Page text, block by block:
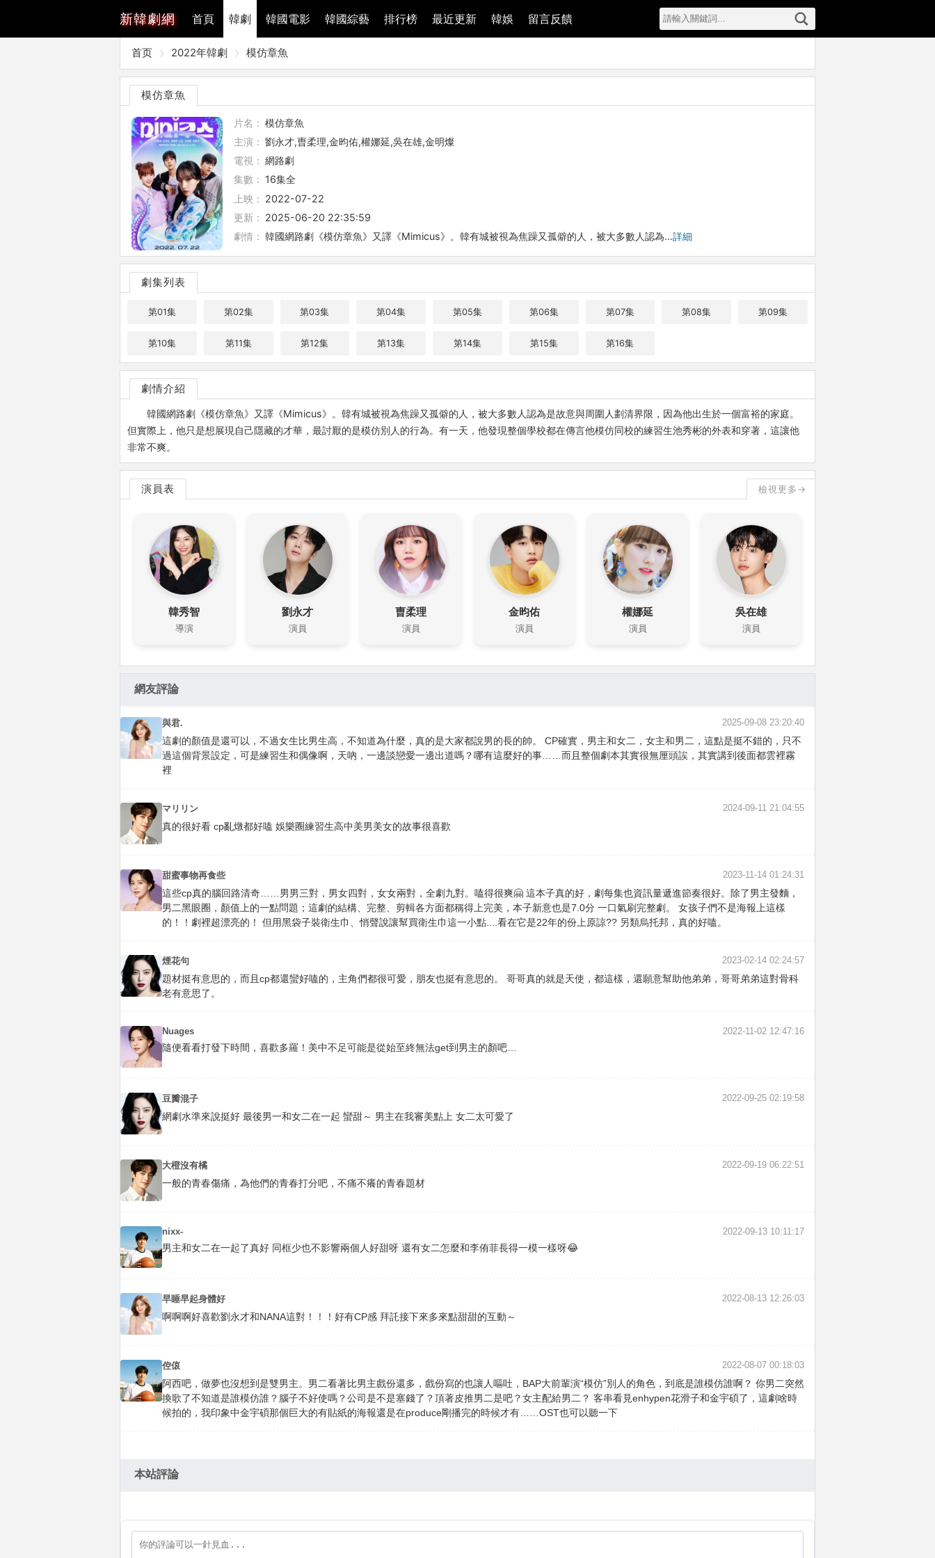
新韓劇網 首頁 韓劇 韓國電影 韓國綜藝 排行榜 最近更新 韓娛 留言反饋
首页 2022年韓劇 模仿章魚
模仿章魚
片名： 模仿章魚
主演： 劉永才,曺柔理,金昀佑,權娜延,吳在雄,金明燦
電視： 網路劇
集數： 16集全
上映： 2022-07-22
更新： 2025-06-20 22:35:59
劇情： 韓國網路劇《模仿章魚》又譯《Mimicus》。韓有城被視為焦躁又孤僻的人，被大多數人認為…詳細
劇集列表
第01集 第02集 第03集 第04集 第05集 第06集 第07集 第08集 第09集
第10集 第11集 第12集 第13集 第14集 第15集 第16集
劇情介紹
韓國網路劇《模仿章魚》又譯《Mimicus》。韓有城被視為焦躁又孤僻的人，被大多數人認為是故意與周圍人劃清界限，因為他出生於一個富裕的家庭。
但實際上，他只是想展現自己隱藏的才華，最討厭的是模仿別人的行為。有一天，他發現整個學校都在傳言他模仿同校的練習生池秀彬的外表和穿著，這讓他
非常不爽。
演員表 檢視更多→
韓秀智
導演
劉永才
演員
曺柔理
演員
金昀佑
演員
權娜延
演員
吳在雄
演員
網友評論
與君. 2025-09-08 23:20:40
這劇的顏值是還可以，不過女生比男生高，不知道為什麼，真的是大家都說男的長的帥。 CP確實，男主和女二，女主和男二，這點是挺不錯的，只不
過這個背景設定，可是練習生和偶像啊，天吶，一邊談戀愛一邊出道嗎？哪有這麼好的事……而且整個劇本其實很無厘頭誒，其實講到後面都雲裡霧
裡
マリリン 2024-09-11 21:04:55
真的很好看 cp亂燉都好嗑 娛樂圈練習生高中美男美女的故事很喜歡
甜蜜事物再食些 2023-11-14 01:24:31
這些cp真的腦回路清奇……男男三對，男女四對，女女兩對，全劇九對。嗑得很爽🤗 這本子真的好，劇每集也資訊量遞進節奏很好。除了男主發麵，
男二黑眼圈，顏值上的一點問題；這劇的結構、完整、剪輯各方面都稱得上完美，本子新意也是7.0分 一口氣刷完整劇。 女孩子們不是海報上這樣
的！！劇裡超漂亮的！ 但用黑袋子裝衛生巾、悄聲說讓幫買衛生巾這一小點....看在它是22年的份上原諒?? 另類烏托邦，真的好嗑。
煙花句 2023-02-14 02:24:57
題材挺有意思的，而且cp都還蠻好嗑的，主角們都很可愛，朋友也挺有意思的。 哥哥真的就是天使，都這樣，還願意幫助他弟弟，哥哥弟弟這對骨科
老有意思了。
Nuages 2022-11-02 12:47:16
隨便看看打發下時間，喜歡多羅！美中不足可能是從始至終無法get到男主的顏吧…
豆瓣混子 2022-09-25 02:19:58
網劇水準來說挺好 最後男一和女二在一起 蠻甜～ 男主在我審美點上 女二太可愛了
大橙沒有橘 2022-09-19 06:22:51
一般的青春傷痛，為他們的青春打分吧，不痛不癢的青春題材
nixx- 2022-09-13 10:11:17
男主和女二在一起了真好 同框少也不影響兩個人好甜呀 還有女二怎麼和李侑菲長得一模一樣呀😂
早睡早起身體好 2022-08-13 12:26:03
啊啊啊好喜歡劉永才和NANA這對！！！好有CP感 拜託接下來多來點甜甜的互動～
倥偯 2022-08-07 00:18:03
阿西吧，做夢也沒想到是雙男主。男二看著比男主戲份還多，戲份寫的也讓人嘔吐，BAP大前輩演“模仿”別人的角色，到底是誰模仿誰啊？ 你男二突然
換歌了不知道是誰模仿誰？腦子不好使嗎？公司是不是塞錢了？頂著皮推男二是吧？女主配給男二？ 客串看見enhypen花滑子和金宇碩了，這劇啥時
候拍的，我印象中金宇碩那個巨大的有貼紙的海報還是在produce剛播完的時候才有……OST也可以聽一下
本站評論